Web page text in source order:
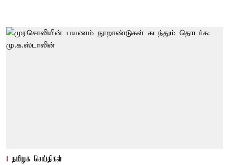
தமிழக செய்திகள்